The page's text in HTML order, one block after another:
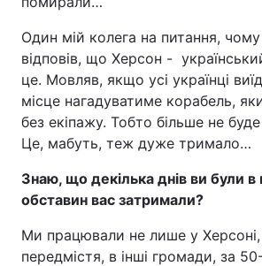
Один мій колега на питання,
відповів, що Херсон -
це. Мовляв, якщо усі українці
місце нагадуватиме корабель,
без екіпажу. Тобто більше не
Це, мабуть, теж дуже тримало…
Знаю, що декілька днів ви були в
обставин вас затримали?
Ми працювали не лише у
передмістя, в інші громади, за